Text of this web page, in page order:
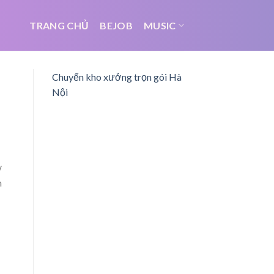
TRANG CHỦ BEJOB MUSIC
Chuyển kho xưởng trọn gói Hà
Nội